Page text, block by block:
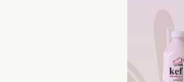
puerta